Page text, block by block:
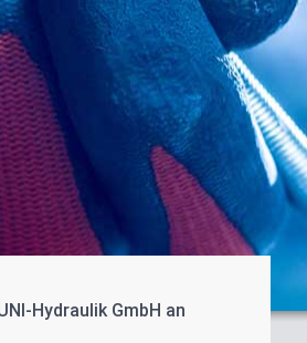
Hydraulik GmbH an